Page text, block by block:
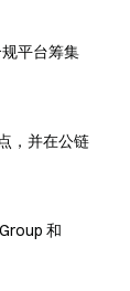
平台筹集
，并在公链